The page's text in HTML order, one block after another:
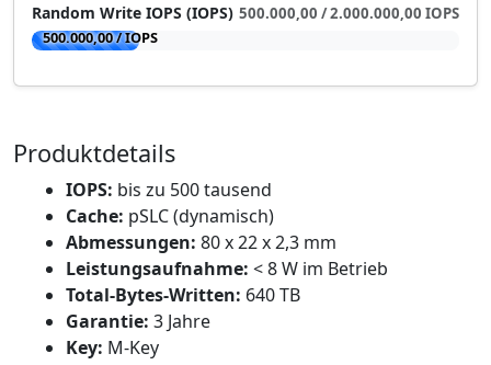
Random Write IOPS (IOPS) 500.000,00 / 2.000.000,00 IOPS
500.000,00 / IOPS
Produktdetails
IOPS: bis zu 500 tausend
Cache: pSLC (dynamisch)
Abmessungen: 80 x 22 x 2,3 mm
Leistungsaufnahme: < 8 W im Betrieb
Total-Bytes-Written: 640 TB
Garantie: 3 Jahre
Key: M-Key